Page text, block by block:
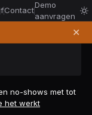
Contact
Demo
aanvragen
✕
no-shows met tot
het werkt